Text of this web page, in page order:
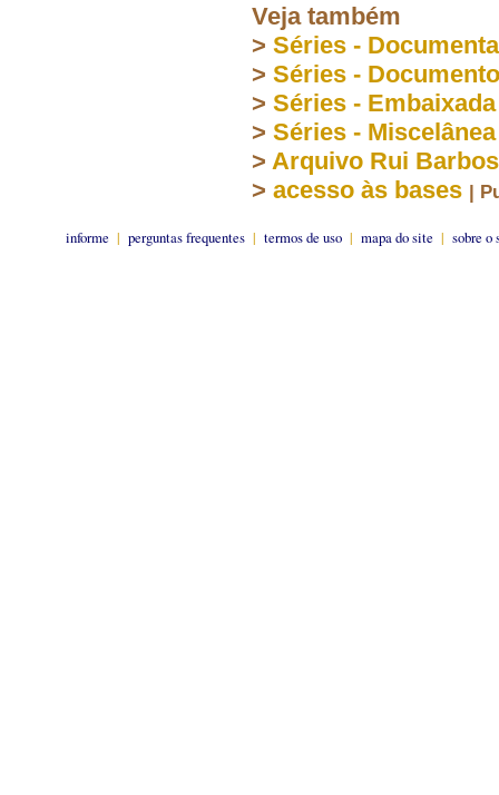
Veja também
> Séries -
> Séries -
> Séries -
> Séries - Miscelânea
> Arquivo Rui
> acesso às bases |
informe | perguntas frequentes | termos de uso | mapa do site | sobre o